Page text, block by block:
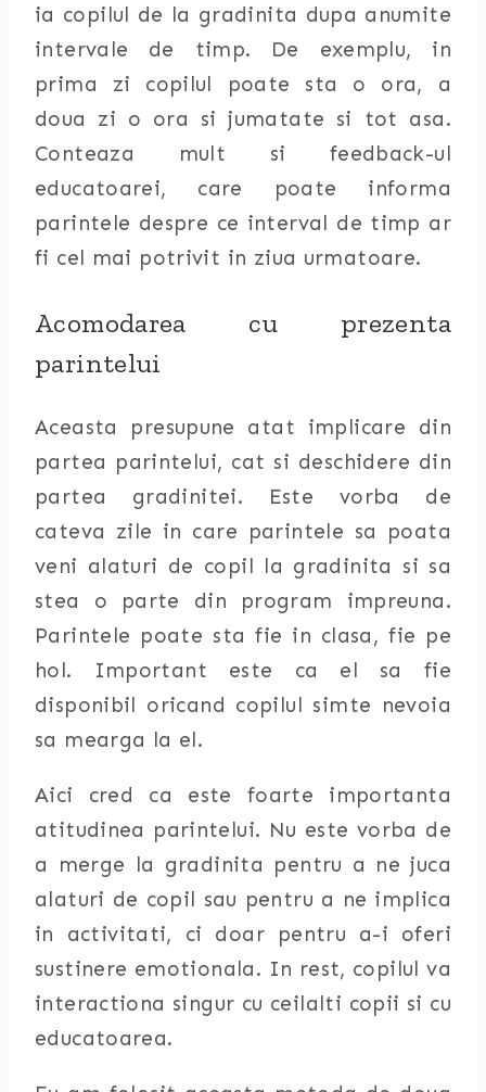
ia copilul de la gradinita dupa anumite
intervale de timp. De exemplu, in
prima zi copilul poate sta o ora, a
doua zi o ora si jumatate si tot asa.
Conteaza mult si feedback-ul
educatoarei, care poate informa
parintele despre ce interval de timp ar
fi cel mai potrivit in ziua urmatoare.
Acomodarea cu prezenta
parintelui
Aceasta presupune atat implicare din
partea parintelui, cat si deschidere din
partea gradinitei. Este vorba de
cateva zile in care parintele sa poata
veni alaturi de copil la gradinita si sa
stea o parte din program impreuna.
Parintele poate sta fie in clasa, fie pe
hol. Important este ca el sa fie
disponibil oricand copilul simte nevoia
sa mearga la el.
Aici cred ca este foarte importanta
atitudinea parintelui. Nu este vorba de
a merge la gradinita pentru a ne juca
alaturi de copil sau pentru a ne implica
in activitati, ci doar pentru a-i oferi
sustinere emotionala. In rest, copilul va
interactiona singur cu ceilalti copii si cu
educatoarea.